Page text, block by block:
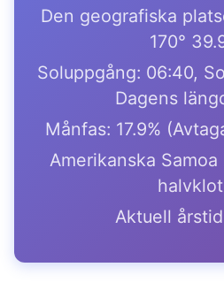
Den geografiska
170°
Soluppgång: 06:40,
Dagens
Månfas: 17.9%
Amerikanska
Aktuell